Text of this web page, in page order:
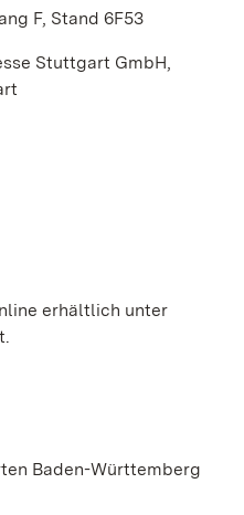
F, Stand 6F53
Stuttgart GmbH,
erhältlich unter
Baden-Württemberg